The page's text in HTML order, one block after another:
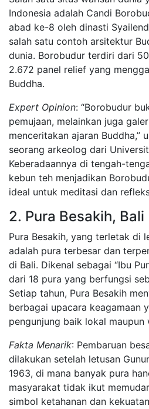
Indonesia adalah Candi
abad ke-8 oleh dinasti
salah satu contoh arsitektur
dunia. Borobudur terdiri dari
2.672 panel relief yang
Buddha.
Expert Opinion: “Borobudur
pemujaan, melainkan juga
menceritakan ajaran Buddha,”
seorang arkeolog dari
Keberadaannya di tengah-
kebun teh menjadikan
ideal untuk meditasi dan
2. Pura Besakih, Bali
Pura Besakih, yang terletak di
adalah pura terbesar dan
di Bali. Dikenal sebagai “Ibu
dari 18 pura yang berfungsi
Setiap tahun, Pura Besakih
berbagai upacara keagamaan
pengunjung baik lokal maupun
Fakta Menarik: Pembaruan
dilakukan setelah letusan
1963, di mana banyak pura
masyarakat tidak ikut
simbol ketahanan dan